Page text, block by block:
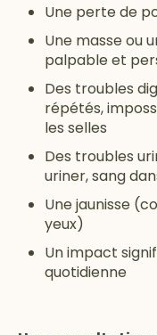
Une perte de
Une masse ou
palpable et
Des troubles
répétés,
les selles
Des troubles
uriner, sang
Une jaunisse
yeux)
Un impact
quotidienne